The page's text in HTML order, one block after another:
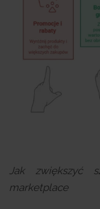
Jak zwiększyć
marketplace